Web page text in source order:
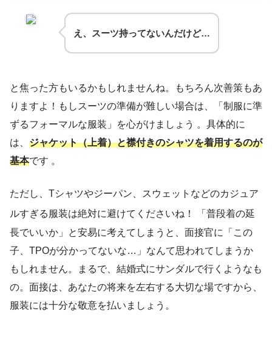
え、スーツ持ってないんだけど…
と焦った方もいるかもしれませんね。もちろん次善策もあ
りますよ！もしスーツの準備が難しい場合は、「制服に準
ずるフォーマルな服装」を心がけましょう 。具体的に
は、 ジャケット（上着）と襟付きのシャツを着用するのが
基本です 。
ただし、Tシャツやジーパン、スウェットなどのカジュア
ルすぎる服装は絶対に避けてくださいね！
「普段着の延
長でいいか」と安易に考えてしまうと、面接官に「この
子、TPOが分かってないな…」なんて思われてしまうか
もしれません。まるで、結婚式にサンダルで行くようなも
の。面接は、あなたの将来を左右する大切な場ですから、
服装には十分な敬意を払いましょう。